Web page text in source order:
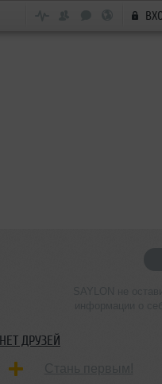
НЕТ ДРУЗЕЙ